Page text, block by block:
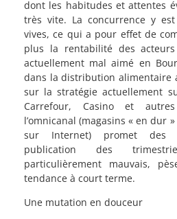
dont les habitudes et attentes
très vite. La concurrence y
vives, ce qui a pour effet de
plus la rentabilité des
actuellement mal aimé en
dans la distribution alimentaire
sur la stratégie actuellement
Carrefour, Casino et
l’omnicanal (magasins « en dur
sur Internet) promet des
publication des
particulièrement mauvais,
tendance à court terme.
Une mutation en douceur